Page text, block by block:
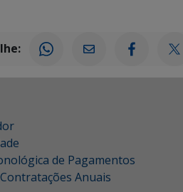
de Pagamentos
Anuais